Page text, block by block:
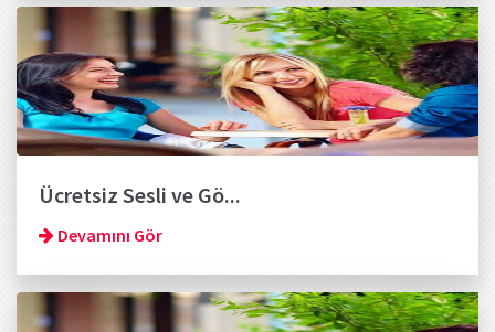
Ücretsiz Sesli ve Gö...
Devamını Gör